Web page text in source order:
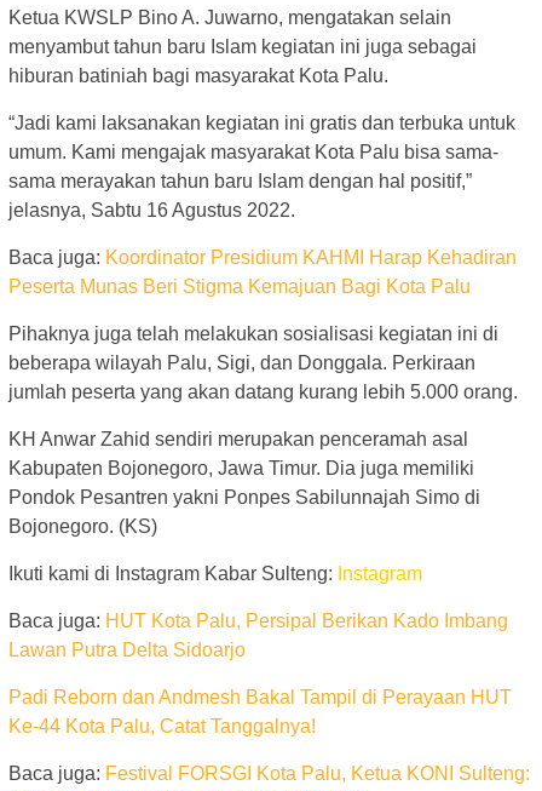
Ketua KWSLP Bino A. Juwarno, mengatakan selain
menyambut tahun baru Islam kegiatan ini juga sebagai
hiburan batiniah bagi masyarakat Kota Palu.
“Jadi kami laksanakan kegiatan ini gratis dan terbuka untuk
umum. Kami mengajak masyarakat Kota Palu bisa sama-
sama merayakan tahun baru Islam dengan hal positif,”
jelasnya, Sabtu 16 Agustus 2022.
Baca juga: Koordinator Presidium KAHMI Harap Kehadiran
Peserta Munas Beri Stigma Kemajuan Bagi Kota Palu
Pihaknya juga telah melakukan sosialisasi kegiatan ini di
beberapa wilayah Palu, Sigi, dan Donggala. Perkiraan
jumlah peserta yang akan datang kurang lebih 5.000 orang.
KH Anwar Zahid sendiri merupakan penceramah asal
Kabupaten Bojonegoro, Jawa Timur. Dia juga memiliki
Pondok Pesantren yakni Ponpes Sabilunnajah Simo di
Bojonegoro. (KS)
Ikuti kami di Instagram Kabar Sulteng: Instagram
Baca juga: HUT Kota Palu, Persipal Berikan Kado Imbang
Lawan Putra Delta Sidoarjo
Padi Reborn dan Andmesh Bakal Tampil di Perayaan HUT
Ke-44 Kota Palu, Catat Tanggalnya!
Baca juga: Festival FORSGI Kota Palu, Ketua KONI Sulteng: